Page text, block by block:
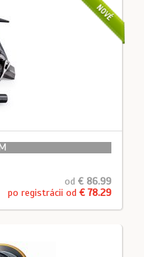
NOVÉ
od € 86.99
po registrácii od € 78.29